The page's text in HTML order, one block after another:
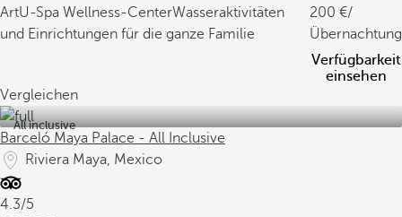
ArtU-Spa Wellness-CenterWasseraktivitäten
und Einrichtungen für die ganze Familie
200
/
Übernachtung
Verfügbarkeit
einsehen
Vergleichen
All inclusive
Barceló Maya Palace - All Inclusive
Riviera Maya, Mexico
4.3/5